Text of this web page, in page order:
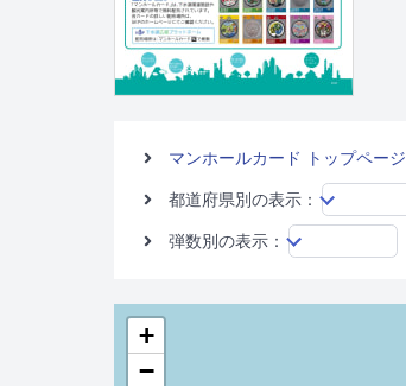
マンホールカード トップページ
都道府県別の表示：
弾数別の表示：
+
−